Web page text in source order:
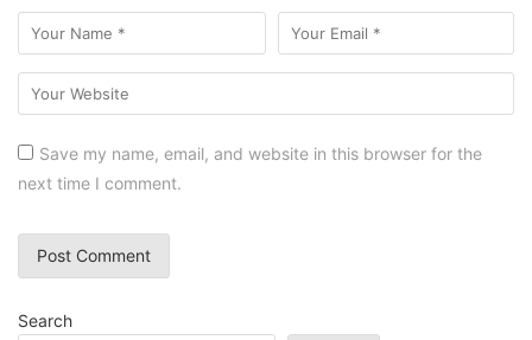
Save my name, email, and website in this browser for the
next time I comment.
Search